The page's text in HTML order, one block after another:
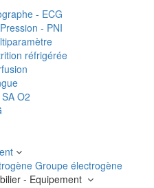
- ECG
- PNI
réfrigérée
O2
Groupe électrogène
- Equipement